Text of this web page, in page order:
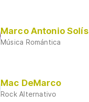
Marco Antonio Solís
Música Romántica
Mac DeMarco
Rock Alternativo